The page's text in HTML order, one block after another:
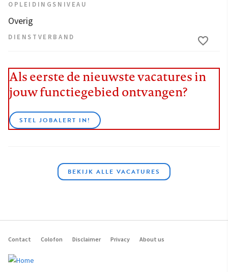
OPLEIDINGSNIVEAU
Overig
DIENSTVERBAND
Als eerste de nieuwste vacatures in
jouw functiegebied ontvangen?
STEL JOBALERT IN!
BEKIJK ALLE VACATURES
Footer
navigation
Contact Colofon Disclaimer Privacy About us